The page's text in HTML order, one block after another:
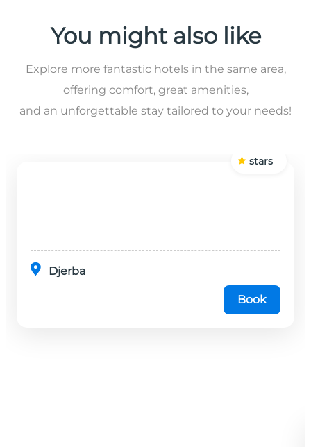
You might also like
Explore more fantastic hotels in the same area,
offering comfort, great amenities,
and an unforgettable stay tailored to your needs!
Djerba
stars
Book